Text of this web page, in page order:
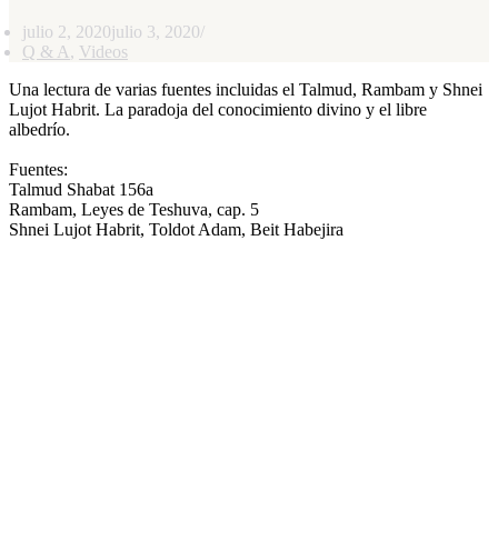
julio 2, 2020julio 3, 2020
Q & A, Videos
Una lectura de varias fuentes incluidas el Talmud, Rambam y Shnei
Lujot Habrit. La paradoja del conocimiento divino y el libre
albedrío.
Fuentes:
Talmud Shabat 156a
Rambam, Leyes de Teshuva, cap. 5
Shnei Lujot Habrit, Toldot Adam, Beit Habejira